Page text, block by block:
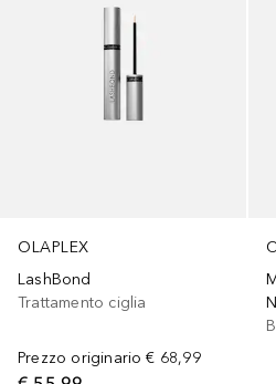
OLAPLEX
LashBond
Trattamento ciglia
Prezzo originario € 68,99